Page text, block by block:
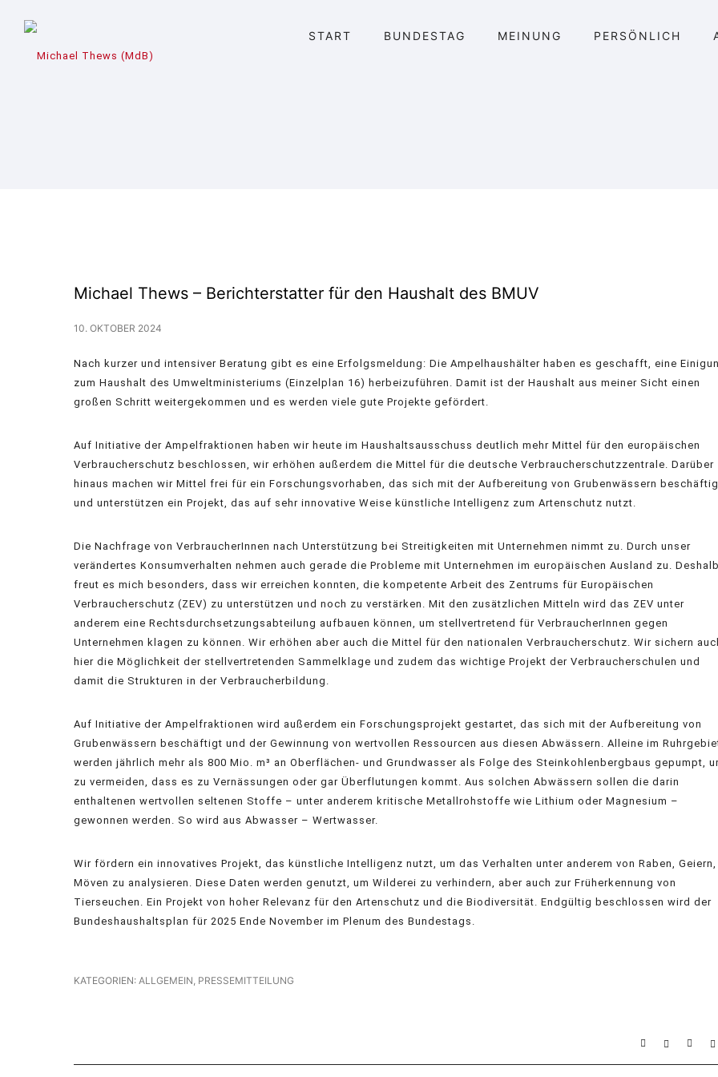
START BUNDESTAG MEINUNG PERSÖNLICH
Michael Thews – Berichterstatter für den Haushalt des BMUV
10. OKTOBER 2024
Nach kurzer und intensiver Beratung gibt es eine Erfolgsmeldung: Die Ampelhaushälter haben es geschafft, eine
zum Haushalt des Umweltministeriums (Einzelplan 16) herbeizuführen. Damit ist der Haushalt aus meiner Sicht einen
großen Schritt weitergekommen und es werden viele gute Projekte gefördert.
Auf Initiative der Ampelfraktionen haben wir heute im Haushaltsausschuss deutlich mehr Mittel für den europäischen
Verbraucherschutz beschlossen, wir erhöhen außerdem die Mittel für die deutsche Verbraucherschutzzentrale. Darüber
hinaus machen wir Mittel frei für ein Forschungsvorhaben, das sich mit der Aufbereitung von Grubenwässern
und unterstützen ein Projekt, das auf sehr innovative Weise künstliche Intelligenz zum Artenschutz nutzt.
Die Nachfrage von VerbraucherInnen nach Unterstützung bei Streitigkeiten mit Unternehmen nimmt zu. Durch unser
verändertes Konsumverhalten nehmen auch gerade die Probleme mit Unternehmen im europäischen Ausland zu. Deshalb
freut es mich besonders, dass wir erreichen konnten, die kompetente Arbeit des Zentrums für Europäischen
Verbraucherschutz (ZEV) zu unterstützen und noch zu verstärken. Mit den zusätzlichen Mitteln wird das ZEV unter
anderem eine Rechtsdurchsetzungsabteilung aufbauen können, um stellvertretend für VerbraucherInnen gegen
Unternehmen klagen zu können. Wir erhöhen aber auch die Mittel für den nationalen Verbraucherschutz. Wir sichern
hier die Möglichkeit der stellvertretenden Sammelklage und zudem das wichtige Projekt der Verbraucherschulen und
damit die Strukturen in der Verbraucherbildung.
Auf Initiative der Ampelfraktionen wird außerdem ein Forschungsprojekt gestartet, das sich mit der Aufbereitung von
Grubenwässern beschäftigt und der Gewinnung von wertvollen Ressourcen aus diesen Abwässern. Alleine im
werden jährlich mehr als 800 Mio. m³ an Oberflächen- und Grundwasser als Folge des Steinkohlenbergbaus gepumpt,
zu vermeiden, dass es zu Vernässungen oder gar Überflutungen kommt. Aus solchen Abwässern sollen die darin
enthaltenen wertvollen seltenen Stoffe – unter anderem kritische Metallrohstoffe wie Lithium oder Magnesium –
gewonnen werden. So wird aus Abwasser – Wertwasser.
Wir fördern ein innovatives Projekt, das künstliche Intelligenz nutzt, um das Verhalten unter anderem von Raben, Geiern,
Möven zu analysieren. Diese Daten werden genutzt, um Wilderei zu verhindern, aber auch zur Früherkennung von
Tierseuchen. Ein Projekt von hoher Relevanz für den Artenschutz und die Biodiversität. Endgültig beschlossen wird der
Bundeshaushaltsplan für 2025 Ende November im Plenum des Bundestags.
KATEGORIEN: ALLGEMEIN, PRESSEMITTEILUNG